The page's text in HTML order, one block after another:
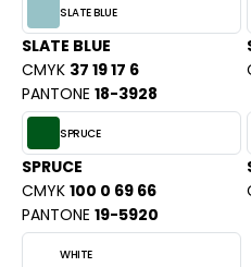
JAYS
ONE TOWELLING
CITY
SLATE BLUE
SLATE BLUE
CMYK 37 19 17 6
PANTONE 18-3928
SPRUCE
SPRUCE
CMYK 100 0 69 66
PANTONE 19-5920
WHITE